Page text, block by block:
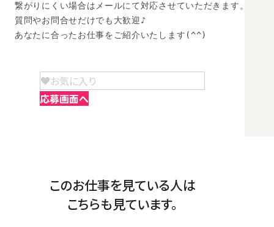
繋がりにくい場合はメールにて対応させていただきます。
質問やお問合せだけでも大歓迎♪
あなたに合ったお仕事をご紹介いたします(^^)
お気に入り
応募画面へ
このお仕事を見ている人は
こちらも見ています。